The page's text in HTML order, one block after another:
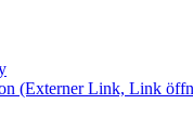
(Externer Link, Link